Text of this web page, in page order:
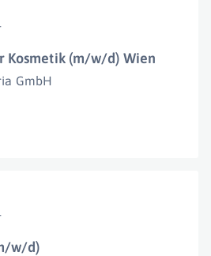
Kosmetik (m/w/d) Wien
GmbH
w/d)